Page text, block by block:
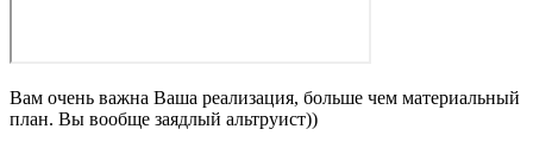
Вам очень важна Ваша реализация, больше чем материальный
план. Вы вообще заядлый альтруист))